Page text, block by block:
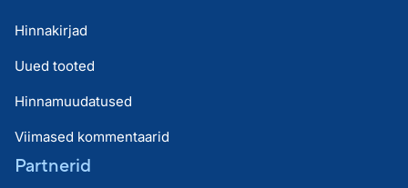
Hinnakirjad
Uued tooted
Hinnamuudatused
Viimased kommentaarid
Partnerid